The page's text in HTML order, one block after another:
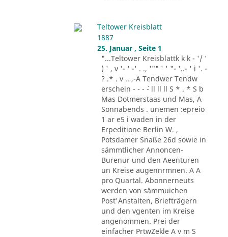
Teltower Kreisblatt
1887
25. Januar , Seite 1
"...Teltower Kreisblattk k k - '/ '
) ' , v '- ' -' . ., '"" ' ' "- '..- ' i '. -
? .* . v .. ,-A Tendwer Tendw
erschein - - - ´- ll ll ll S * . * S b
Mas Dotmerstaas und Mas, A
Sonnabends . unemen :epreio
1 ar e5 i waden in der
Erpeditione Berlin W. ,
Potsdamer Snaße 26d sowie in
sämmtlicher Annoncen-
Burenur und den Aeenturen
un Kreise augennrmnen. A A
pro Quartal. Abonnerneuts
werden von sämmuichen
Post'Anstalten, Briefträgern
und den vgenten im Kreise
angenommen. Prei der
einfacher PrtwZekle A v m S